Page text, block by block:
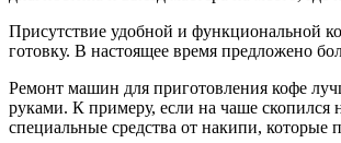
Присутствие удобной и функциональной
готовку. В настоящее время предложено
Ремонт машин для приготовления кофе
руками. К примеру, если на чаше скопился
специальные средства от накипи, которые